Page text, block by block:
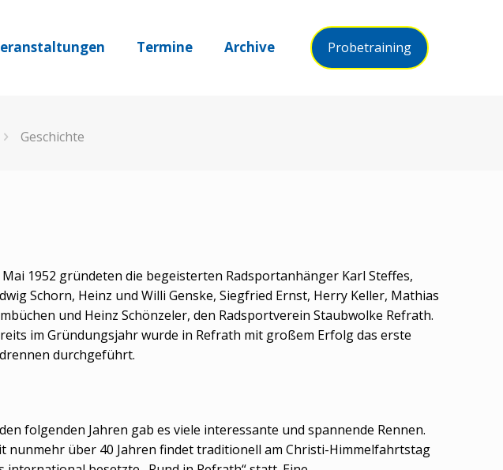
Termine Archive Probetraining
Geschichte
Mai 1952 gründeten die begeisterten Radsportanhänger Karl Steffes,
Schorn, Heinz und Willi Genske, Siegfried Ernst, Herry Keller, Mathias
und Heinz Schönzeler, den Radsportverein Staubwolke Refrath.
im Gründungsjahr wurde in Refrath mit großem Erfolg das erste
durchgeführt.
folgenden Jahren gab es viele interessante und spannende Rennen.
nunmehr über 40 Jahren findet traditionell am Christi-Himmelfahrtstag